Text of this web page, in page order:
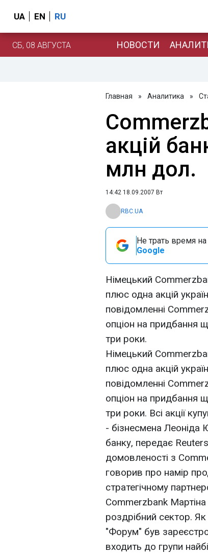
UA EN RU
СБ, 08 АВГУСТА НОВОСТИ
Главная » Аналитика »
акцій
млн дол.
14:42 18.09.2007 Вт
RBC.UA
Не трать время
Google
Німецький
плюс одна акцій
повідомленні
опціон на придбання
три роки.
Німецький
плюс одна акцій
повідомленні
опціон на придбання
три роки. Всі акції
- бізнесмена Леоніда
банку, передає
домовленості з
говорив про намір
стратегічному
Commerzbank
роздрібний сектор.
"Форум" був
входить до групи